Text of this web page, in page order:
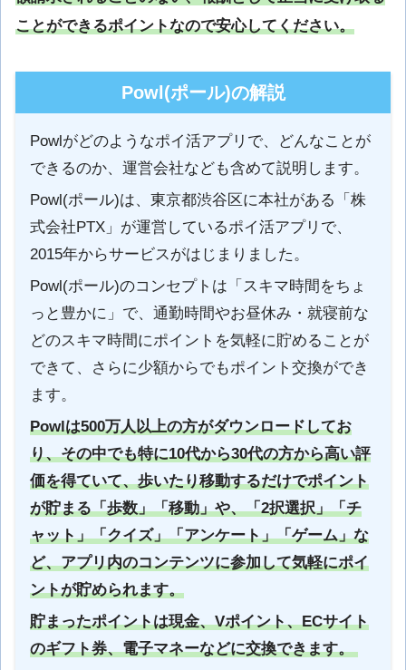
ことができるポイントなので安心してください。
Powl(ポール)の解説
Powlがどのようなポイ活アプリで、どんなことが
できるのか、運営会社なども含めて説明します。
Powl(ポール)は、東京都渋谷区に本社がある「株
式会社PTX」が運営しているポイ活アプリで、
2015年からサービスがはじまりました。
Powl(ポール)のコンセプトは「スキマ時間をちょ
っと豊かに」で、通勤時間やお昼休み・就寝前な
どのスキマ時間にポイントを気軽に貯めることが
できて、さらに少額からでもポイント交換ができ
ます。
Powlは500万人以上の方がダウンロードしてお
り、その中でも特に10代から30代の方から高い評
価を得ていて、歩いたり移動するだけでポイント
が貯まる「歩数」「移動」や、「2択選択」「チ
ャット」「クイズ」「アンケート」「ゲーム」な
ど、アプリ内のコンテンツに参加して気軽にポイ
ントが貯められます。
貯まったポイントは現金、Vポイント、ECサイト
のギフト券、電子マネーなどに交換できます。